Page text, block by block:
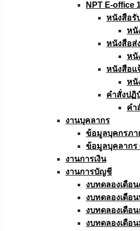
NPT E-office
หนังสือรั
หนั
หนังสือส่
หนั
หนังสือแ
หนั
คำสั่งปฏิ
คำ
งานบุคลากร
ข้อมูลบุคกรภา
ข้อมูลบุคลากร
งานการเงิน
งานการบัญชี
งบทดลองเดือ
งบทดลองเดือ
งบทดลองเดือ
งบทดลองเดือ